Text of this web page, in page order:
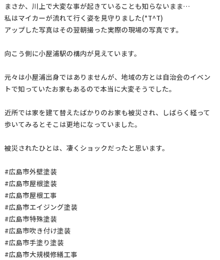
まさか、川上で大変な事が起きていることも知らないまま…
私はマイカーが流れて行く姿を見守りました(*T^T)
アップした写真はその翌朝撮った実際の現場の写真です。
向こう側に小屋浦駅の構内が見えています。
元々は小屋浦出身ではありませんが、地域の方とは自治会のイベン
トで知っていたお家もあるので本当に大変そうでした。
近所では家を建て替えたばかりのお家も被災され、しばらく経って
歩いてみるとそこは更地になっていました。
被災されたひとは、凄くショックだったと思います。
#広島市外壁塗装
#広島市屋根塗装
#広島市屋根工事
#広島市エイジング塗装
#広島市特殊塗装
#広島市吹き付け塗装
#広島市手塗り塗装
#広島市大規模修繕工事